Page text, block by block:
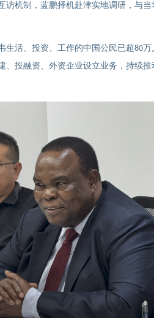
机制，蓝鹏择机赴津实地调研，与
生活、投资、工作的中国公民已超80万
投融资、外资企业设立业务，持续推